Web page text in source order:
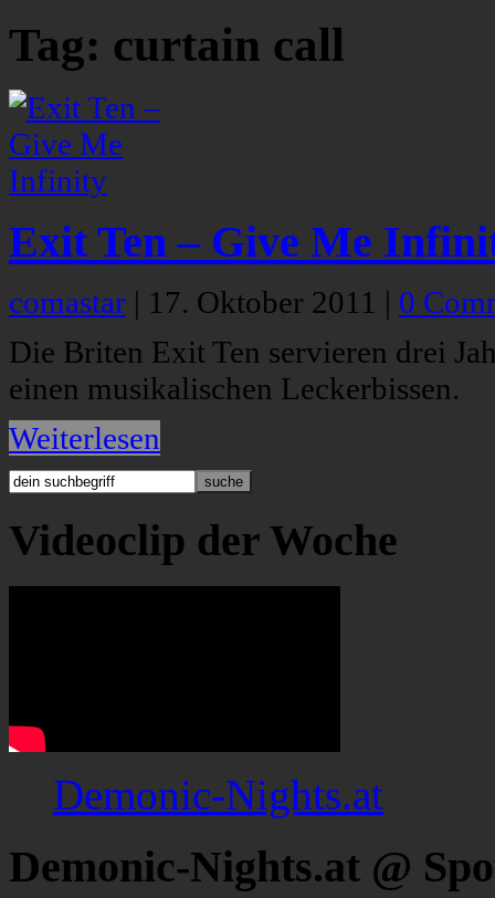
Tag: curtain call
Exit Ten – Give Me
comastar | 17. Oktober 2011 | 0
Die Briten Exit Ten servieren drei
einen musikalischen Leckerbissen.
Weiterlesen
Videoclip der Woche
Demonic-Nights.at
Demonic-Nights.at @